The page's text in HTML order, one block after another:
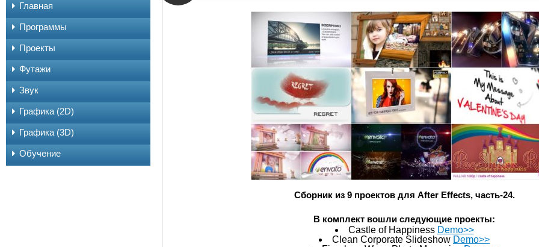
Сборник из 9 проектов для After Effects, часть-24.
В комплект вошли следующие проекты:
Castle of Happiness Demo>>
Clean Corporate Slideshow Demo>>
Главная
Программы
Проекты
Футажи
Звук
Графика (2D)
Графика (3D)
Обучение